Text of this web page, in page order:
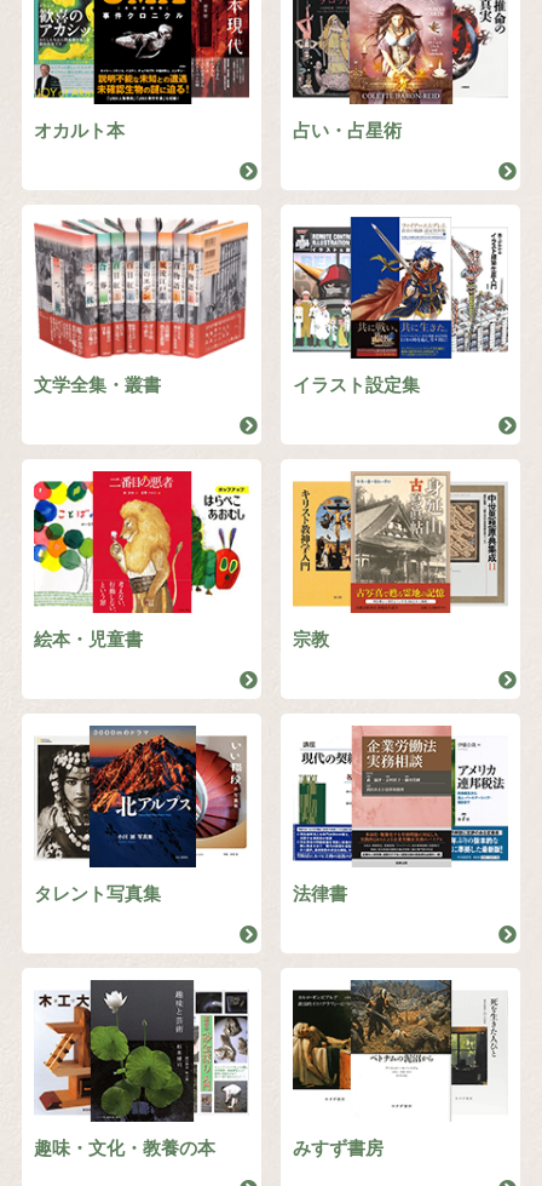
オカルト本 占い・占星術
文学全集・叢書 イラスト設定集
絵本・児童書 宗教
タレント写真集 法律書
趣味・文化・教養の本 みすず書房